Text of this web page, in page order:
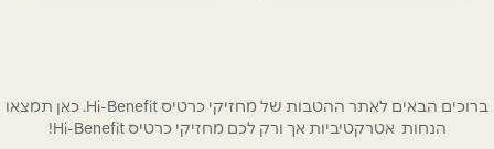
ברוכים הבאים לאתר ההטבות של מחזיקי כרטיס Hi-Benefit. כאן תמצאו
הנחות אטרקטיביות אך ורק לכם מחזיקי כרטיס Hi-Benefit!